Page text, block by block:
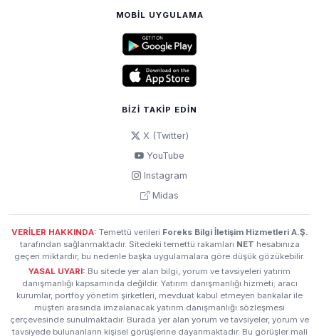
MOBIL UYGULAMA
BIZI TAKIP EDIN
X (Twitter)
YouTube
Instagram
Midas
VERİLER HAKKINDA: Temettü verileri Foreks Bilgi İletişim Hizmetleri A.Ş.
tarafından sağlanmaktadır. Sitedeki temettü rakamları NET hesabınıza
geçen miktardır, bu nedenle başka uygulamalara göre düşük gözükebilir.
YASAL UYARI: Bu sitede yer alan bilgi, yorum ve tavsiyeleri yatırım
danışmanlığı kapsamında değildir. Yatırım danışmanlığı hizmeti; aracı
kurumlar, portföy yönetim şirketleri, mevduat kabul etmeyen bankalar ile
müşteri arasında imzalanacak yatırım danışmanlığı sözleşmesi
çerçevesinde sunulmaktadır. Burada yer alan yorum ve tavsiyeler, yorum ve
tavsiyede bulunanların kişisel görüşlerine dayanmaktadır. Bu görüşler mali